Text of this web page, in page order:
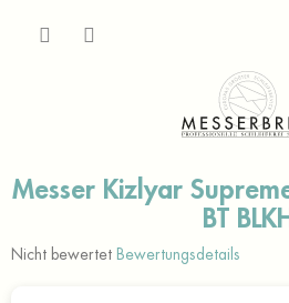
Messer Kizlyar
BT BLKH
Die
Nicht bewertet Bewertungsdetails